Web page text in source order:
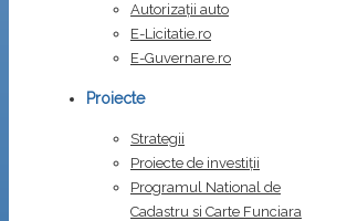
Autorizații auto
E-Licitatie.ro
E-Guvernare.ro
Proiecte
Strategii
Proiecte de investiții
Programul National de
Cadastru si Carte Funciara